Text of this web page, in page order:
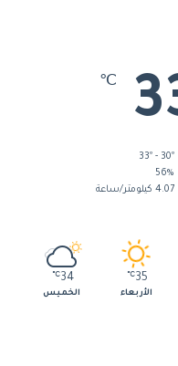
℃
33º - 30º
56%
4.07 كيلومتر/ساعة
35
℃
الأربعاء
34
℃
الخميس